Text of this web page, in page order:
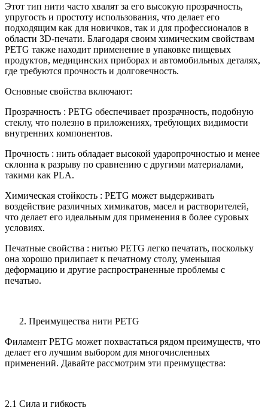
Этот тип нити часто хвалят за его высокую прозрачность,
упругость и простоту использования, что делает его
подходящим как для новичков, так и для профессионалов в
области 3D-печати. ​​Благодаря своим химическим свойствам
PETG также находит применение в упаковке пищевых
продуктов, медицинских приборах и автомобильных деталях,
где требуются прочность и долговечность.
Основные свойства включают:
Прозрачность : PETG обеспечивает прозрачность, подобную
стеклу, что полезно в приложениях, требующих видимости
внутренних компонентов.
Прочность : нить обладает высокой ударопрочностью и менее
склонна к разрыву по сравнению с другими материалами,
такими как PLA.
Химическая стойкость : PETG может выдерживать
воздействие различных химикатов, масел и растворителей,
что делает его идеальным для применения в более суровых
условиях.
Печатные свойства : нитью PETG легко печатать, поскольку
она хорошо прилипает к печатному столу, уменьшая
деформацию и другие распространенные проблемы с
печатью.
Преимущества нити PETG
Филамент PETG может похвастаться рядом преимуществ, что
делает его лучшим выбором для многочисленных
применений. Давайте рассмотрим эти преимущества:
2.1 Сила и гибкость